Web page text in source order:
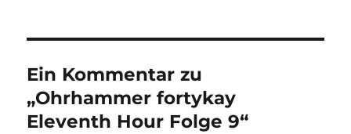
Ein Kommentar zu
„Ohrhammer fortykay
Eleventh Hour Folge 9“